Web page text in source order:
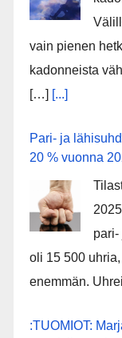
vain pienen
kadonneista
[…] [...]
Pari- ja
20 % vuonna
oli 15 500
enemmän.
:TUOMIOT: